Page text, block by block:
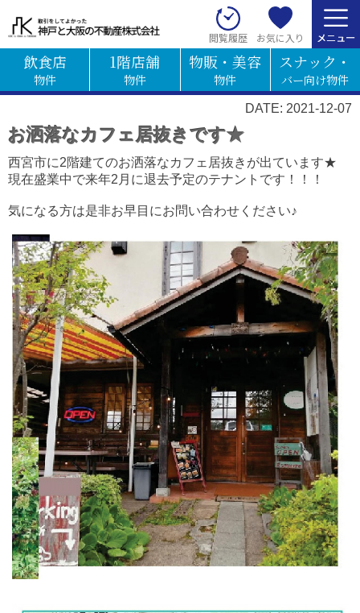
閲覧履歴 お気に入り
飲食店
物件
1階店舗
物件
物販・美容
物件
スナック・
バー向け物件
DATE: 2021-12-07
お洒落なカフェ居抜きです★
西宮市に2階建てのお洒落なカフェ居抜きが出ています★
現在盛業中で来年2月に退去予定のテナントです！！！
気になる方は是非お早目にお問い合わせください♪